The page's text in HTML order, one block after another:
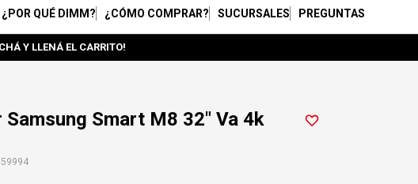
¿POR QUÉ DIMM? ¿CÓMO COMPRAR? SUCURSALES PREGUNTAS
Y LLENÁ EL CARRITO!
Smart M8 32" Va 4k